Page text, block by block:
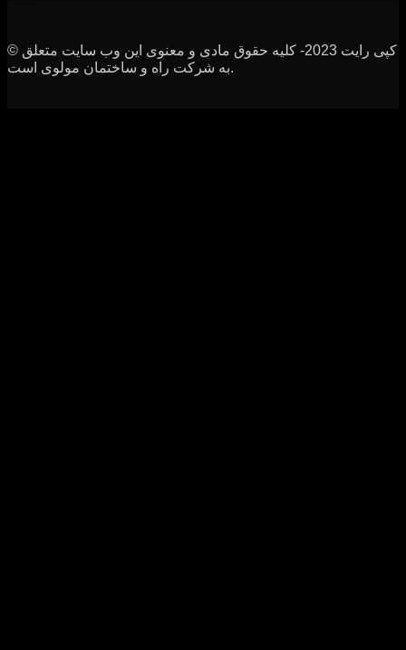
© کپی رایت 2023- کلیه حقوق مادی و معنوی این وب سایت متعلق
به شرکت راه و ساختمان مولوی است.